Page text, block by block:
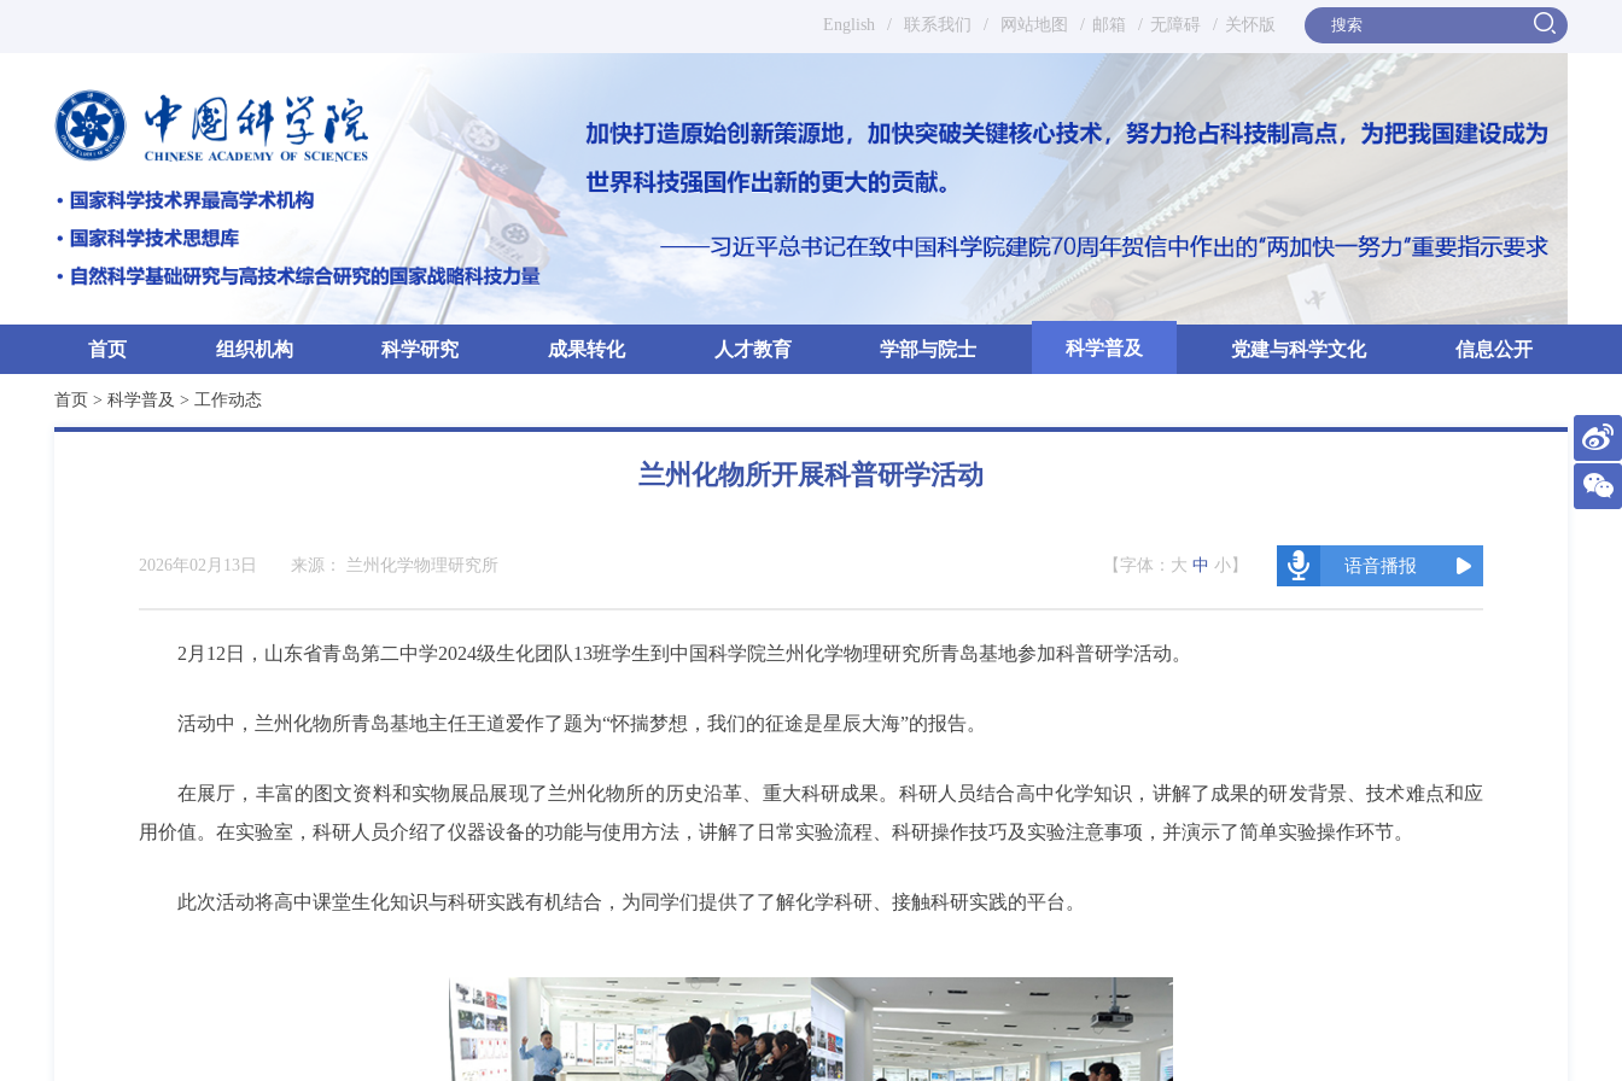
English / 联系我们 / 网站地图 / 邮箱 / 无障碍 / 关怀版
首页 组织机构 科学研究 成果转化 人才教育 学部与院士 科学普及 党建与科学文化 信息公开
首页 > 科学普及 > 工作动态
兰州化物所开展科普研学活动
2026年02月13日 来源： 兰州化学物理研究所 【字体： 大 中 小 】 语音播报
2月12日，山东省青岛第二中学2024级生化团队13班学生到中国科学院兰州化学物理研究所青岛基地参加科普研学活动。
活动中，兰州化物所青岛基地主任王道爱作了题为“怀揣梦想，我们的征途是星辰大海”的报告。
在展厅，丰富的图文资料和实物展品展现了兰州化物所的历史沿革、重大科研成果。科研人员结合高中化学知识，讲解了成果的研发背景、技术难点和应
用价值。在实验室，科研人员介绍了仪器设备的功能与使用方法，讲解了日常实验流程、科研操作技巧及实验注意事项，并演示了简单实验操作环节。
此次活动将高中课堂生化知识与科研实践有机结合，为同学们提供了了解化学科研、接触科研实践的平台。